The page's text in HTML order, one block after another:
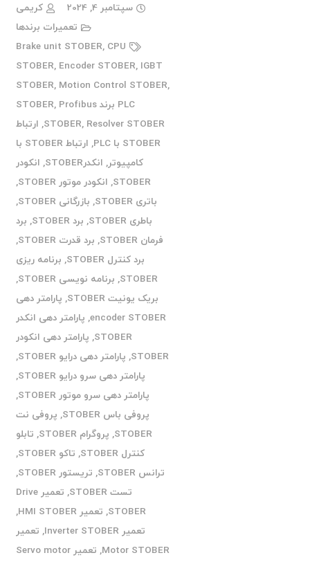
سپتامبر 4, 2024
کریمی
تعمیرات برندها
Brake unit STOBER, CPU
STOBER, Encoder STOBER, IGBT
STOBER, Motion Control STOBER,
PLC برند STOBER
, Profibus
STOBER, Resolver STOBER
, ارتباط
STOBER با PLC
,
ارتباط STOBER با
کامپیوتر, انکدرSTOBER , انکودر
STOBER
, انکودر موتور STOBER
,
باتری STOBER
, بازرگانی STOBER
,
باطری STOBER
, برد STOBER , برد
فرمان STOBER
, برد قدرت STOBER
,
برد کنترل STOBER
, برنامه ریزی
STOBER
, برنامه نویسی STOBER
,
بریک یونیت STOBER
, پارامتر دهی
encoder STOBER
, پارامتر دهی انکدر
STOBER
, پارامتر دهی انکودر
STOBER
, پارامتر دهی درایو STOBER
,
پارامتر دهی سرو درایو STOBER
,
پارامتر دهی سرو موتور STOBER
,
پروفی باس STOBER
, پروفی نت
STOBER
, پروگرام STOBER , تابلو
کنترل STOBER
, تاکو STOBER
,
ترانس STOBER
, تریستور STOBER
,
تست STOBER
,
تعمیر Drive
STOBER
, تعمیر HMI STOBER
,
تعمیر Inverter STOBER
, تعمیر
Motor STOBER
,
تعمیر Servo motor